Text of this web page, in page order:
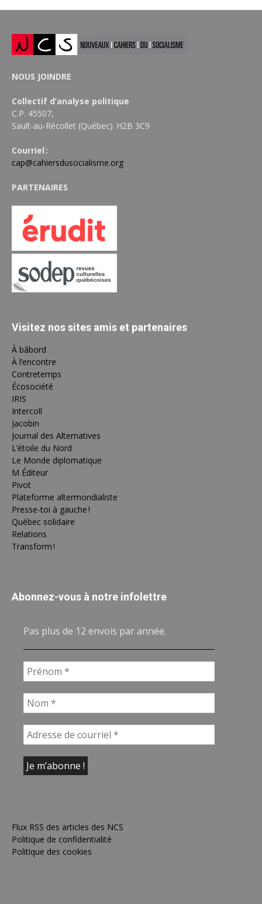
NOUS JOINDRE
Collectif d’analyse politique
C.P. 45507,
Sault-au-Récollet (Québec) H2B 3C9
Courriel :
cap@cahiersdusocialisme.org
PARTENAIRES
Visitez nos sites amis et partenaires
À bâbord
À l’encontre
Contretemps
Écosociété
IRIS
Intercoll
Jacobin
Journal des Alternatives
L’étoile du Nord
Le Monde diplomatique
M Éditeur
Pivot
Plateforme altermondialiste
Presse-toi à gauche !
Québec solidaire
Relations
Transform !
Abonnez-vous à notre infolettre
Pas plus de 12 envois par année.
Flux RSS des articles des NCS
Politique de confidentialité
Politique des cookies